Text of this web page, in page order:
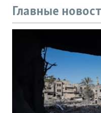
Главные